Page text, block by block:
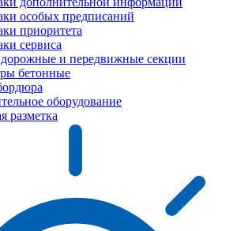
особых предписаний
приоритета
сервиса
и передвижные секции
бетонные
оборудование
разметка